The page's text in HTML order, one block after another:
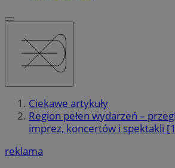
Ciekawe artykuły
Region pełen wydarzeń –
imprez, koncertów i spektakli
reklama